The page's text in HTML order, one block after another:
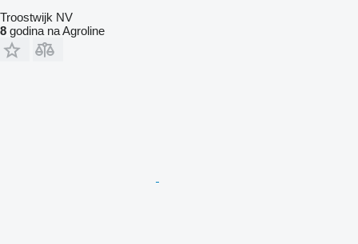
Troostwijk NV
8 godina na Agroline